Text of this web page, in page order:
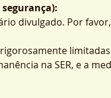
divulgado. Por
na SER, e a